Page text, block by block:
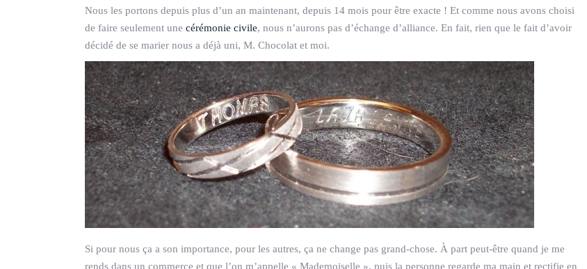
Nous les portons depuis plus d’un an maintenant, depuis 14 mois pour être exacte ! Et comme nous avons choisi
de faire seulement une cérémonie civile, nous n’aurons pas d’échange d’alliance. En fait, rien que le fait d’avoir
décidé de se marier nous a déjà uni, M. Chocolat et moi.
Si pour nous ça a son importance, pour les autres, ça ne change pas grand-chose. À part peut-être quand je me
rends dans un commerce et que l’on m’appelle « Mademoiselle », puis la personne regarde ma main et rectifie en